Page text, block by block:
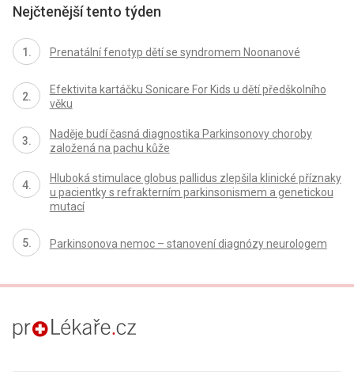
Nejčtenější tento týden
Prenatální fenotyp dětí se syndromem Noonanové
Efektivita kartáčku Sonicare For Kids u dětí předškolního
věku
Naděje budí časná diagnostika Parkinsonovy choroby
založená na pachu kůže
Hluboká stimulace globus pallidus zlepšila klinické příznaky
u pacientky s refrakterním parkinsonismem a genetickou
mutací
Parkinsonova nemoc – stanovení diagnózy neurologem
proLékaře.cz